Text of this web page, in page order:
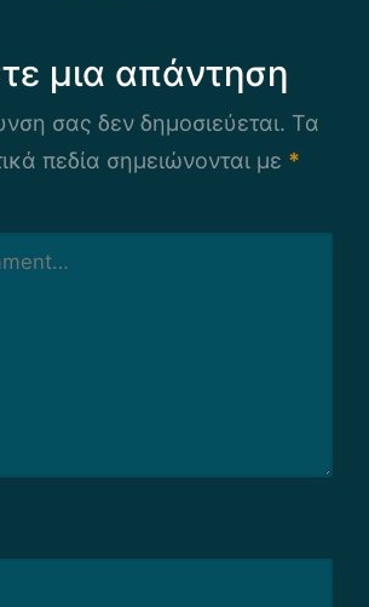
μια απάντηση
σας δεν δημοσιεύεται. Τα
πεδία σημειώνονται με *